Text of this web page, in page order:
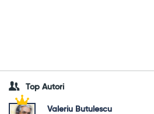
Top Autori
Valeriu Butulescu